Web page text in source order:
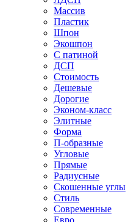
Массив
Пластик
Шпон
Экошпон
С патиной
ДСП
Стоимость
Дешевые
Дорогие
Эконом-класс
Элитные
Форма
П-образные
Угловые
Прямые
Радиусные
Скошенные углы
Стиль
Современные
Евро